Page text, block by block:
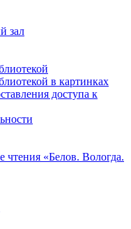
зал
в картинках
доступа к
чтения «Белов. Вологда.